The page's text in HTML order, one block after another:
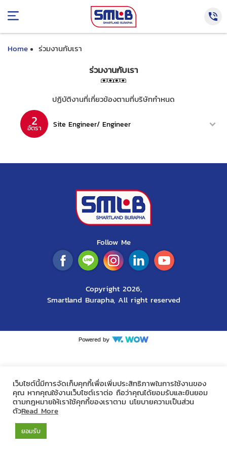
Home ร่วมงานกับเรา
ร่วมงานกับเรา
ปฏิบัติงานที่เกี่ยวข้องตามที่บริษัทกำหนด
2
อัตรา Site Engineer/ Engineer
Follow Me
Copyright 2026,
Smartland Burapha, All right reserved
Powered by
เว็บไซต์นี้มีการจัดเก็บคุกกี้เพื่อเพิ่มประสิทธิภาพในการใช้งานของ
คุณ หากคุณใช้งานเว็บไซต์เราต่อ ถือว่าคุณได้ยอมรับและยินยอม
ตามกฎหมายให้เราใช้คุกกี้ของเราตาม นโยบายความเป็นส่วน
ตัวRead More
ยอมรับ